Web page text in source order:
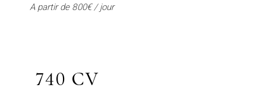
A partir de 800€ / jour
740 CV